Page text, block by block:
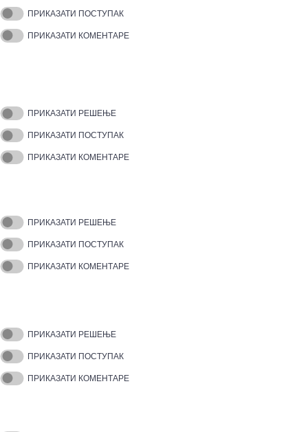
ПРИКАЗАТИ ПОСТУПАК
ПРИКАЗАТИ КОМЕНТАРЕ
ПРИКАЗАТИ РЕШЕЊЕ
ПРИКАЗАТИ ПОСТУПАК
ПРИКАЗАТИ КОМЕНТАРЕ
ПРИКАЗАТИ РЕШЕЊЕ
ПРИКАЗАТИ ПОСТУПАК
ПРИКАЗАТИ КОМЕНТАРЕ
ПРИКАЗАТИ РЕШЕЊЕ
ПРИКАЗАТИ ПОСТУПАК
ПРИКАЗАТИ КОМЕНТАРЕ